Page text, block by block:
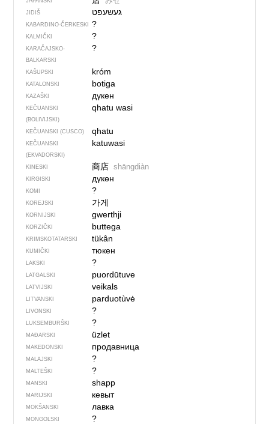
JIDIŠ געשעפט
KABARDINO-ČERKESKI ?
KALMIČKI ?
KARAČAJSKO-
BALKARSKI
?
KAŠUPSKI króm
KATALONSKI botiga
KAZAŠKI дүкен
KEČUANSKI
(BOLIVIJSKI)
qhatu wasi
KEČUANSKI (CUSCO) qhatu
KEČUANSKI
(EKVADORSKI)
katuwasi
KINESKI 商店 shāngdiàn
KIRGISKI дүкөн
KOMI ?
KOREJSKI 가게
KORNIJSKI gwerthji
KORZIČKI buttega
KRIMSKOTATARSKI tükân
KUMIČKI тюкен
LAKSKI ?
LATGALSKI puordūtuve
LATVIJSKI veikals
LITVANSKI parduotùvė
LIVONSKI ?
LUKSEMBURŠKI ?
MAĐARSKI üzlet
MAKEDONSKI продавница
MALAJSKI ?
MALTEŠKI ?
MANSKI shapp
MARIJSKI кевыт
MOKŠANSKI лавка
MONGOLSKI ?